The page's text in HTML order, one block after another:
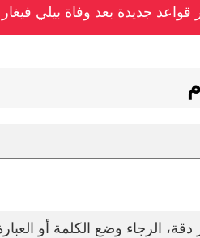
قواعد جديدة بعد وفاة بيلي فيغار
الرجاء وضع الكلمة أو